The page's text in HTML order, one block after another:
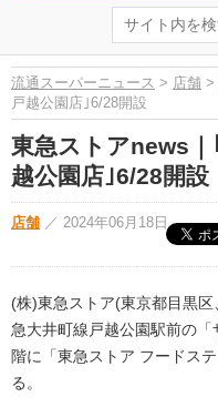
流通スーパーニュース > 店舗 >
戸越公園店｣6/28開設
東急ストアnews
越公園店｣6/28開設
店舗 ／ 2024年06月18日
(株)東急ストア(東京都目黒
急大井町線戸越公園駅前の
階に「東急ストア フードス
る。